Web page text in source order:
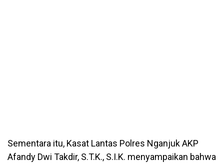
Sementara itu, Kasat Lantas Polres Nganjuk AKP
Afandy Dwi Takdir, S.T.K., S.I.K. menyampaikan bahwa